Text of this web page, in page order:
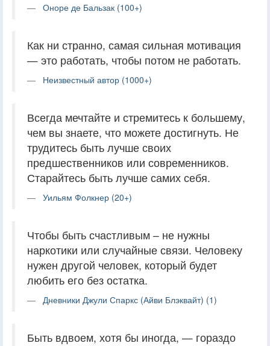
Оноре де Бальзак (100+)
Как ни странно, самая сильная мотивация
— это работать, чтобы потом не работать.
Неизвестный автор (1000+)
Всегда мечтайте и стремитесь к большему,
чем вы знаете, что можете достигнуть. Не
трудитесь быть лучше своих
предшественников или современников.
Старайтесь быть лучше самих себя.
Уильям Фолкнер (20+)
Чтобы быть счастливым – не нужны
наркотики или случайные связи. Человеку
нужен другой человек, который будет
любить его без остатка.
Дневники Джули Спаркс (Айви Блэквайт) (1)
Быть вдвоем, хотя бы иногда, — гораздо